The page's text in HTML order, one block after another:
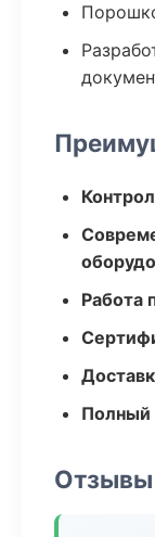
Работа
Полный
Отзывы